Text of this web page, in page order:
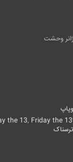
وحشت
the 13, Friday the